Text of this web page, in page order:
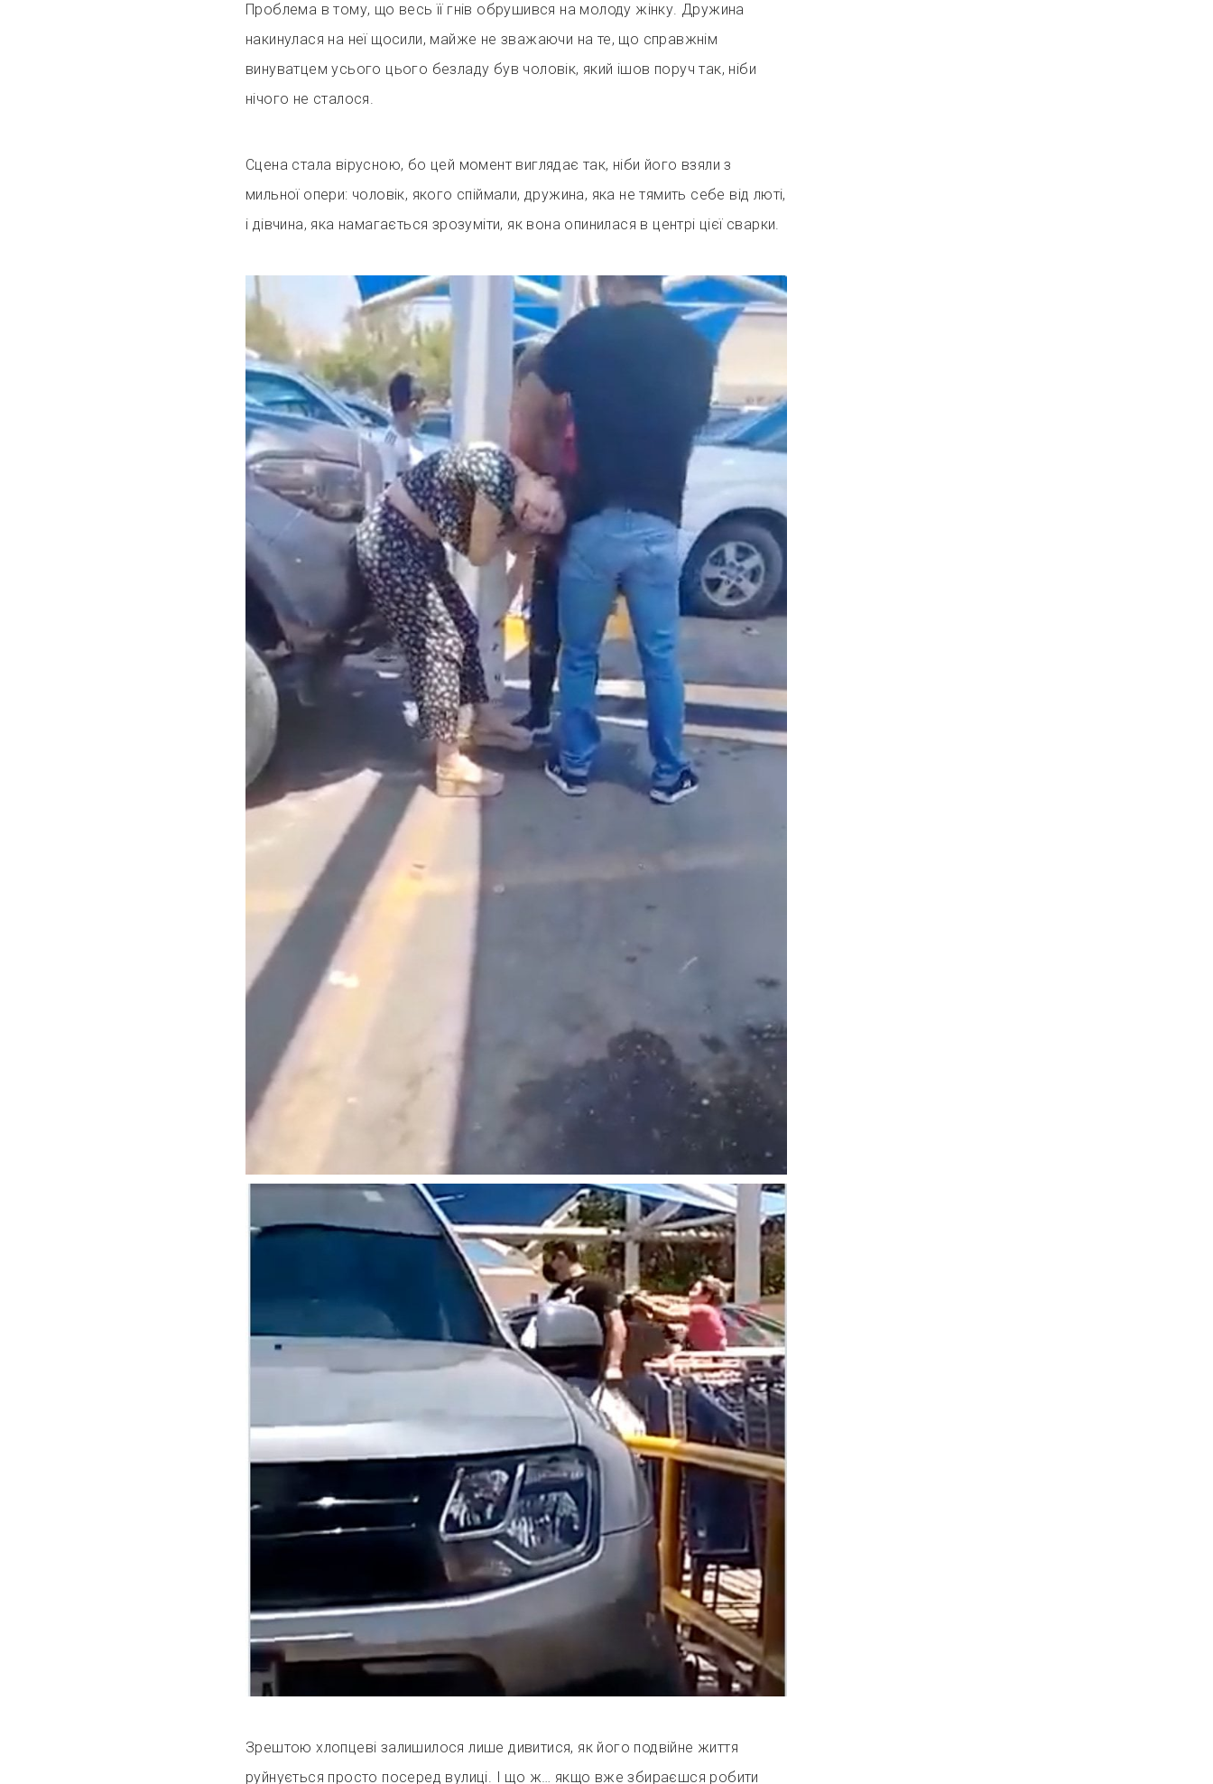
Проблема в тому, що весь її гнів обрушився на молоду жінку. Дружина
накинулася на неї щосили, майже не зважаючи на те, що справжнім
винуватцем усього цього безладу був чоловік, який ішов поруч так, ніби
нічого не сталося.
Сцена стала вірусною, бо цей момент виглядає так, ніби його взяли з
мильної опери: чоловік, якого спіймали, дружина, яка не тямить себе від люті,
і дівчина, яка намагається зрозуміти, як вона опинилася в центрі цієї сварки.
Зрештою хлопцеві залишилося лише дивитися, як його подвійне життя
руйнується просто посеред вулиці. І що ж… якщо вже збираєшся робити